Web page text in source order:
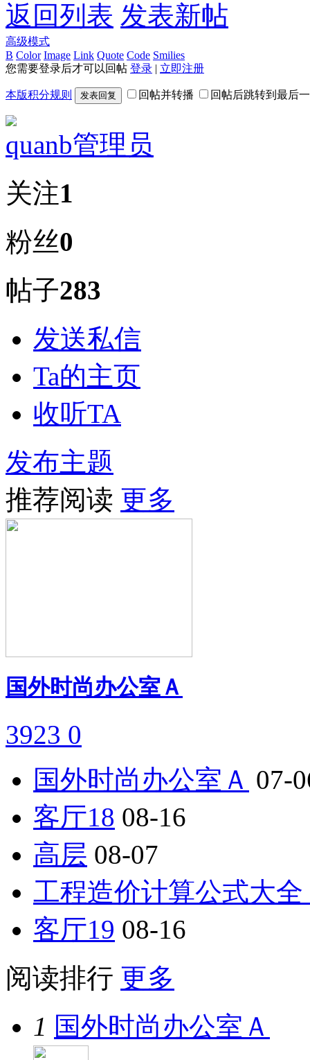
返回列表 发表新帖
高级模式
B Color Image Link Quote Code Smilies
您需要登录后才可以回帖 登录 | 立即注册
本版积分规则 发表回复 回帖并转播 回帖后跳转到最后
quanb管理员
关注1
粉丝0
帖子283
发送私信
Ta的主页
收听TA
发布主题
推荐阅读 更多
国外时尚办公室Ａ
3923 0
国外时尚办公室Ａ 07-
客厅18 08-16
高层 08-07
工程造价计算公式大全
客厅19 08-16
阅读排行 更多
1 国外时尚办公室Ａ